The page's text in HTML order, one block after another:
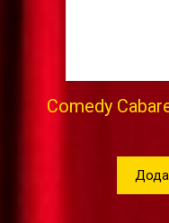
Comedy